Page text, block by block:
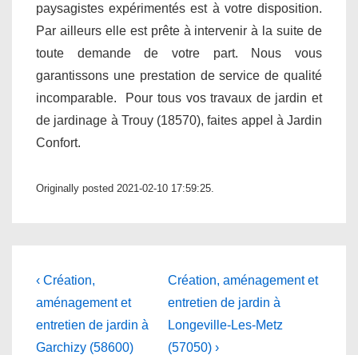
paysagistes expérimentés est à votre disposition.
Par ailleurs elle est prête à intervenir à la suite de
toute demande de votre part. Nous vous
garantissons une prestation de service de qualité
incomparable. Pour tous vos travaux de jardin et
de jardinage à Trouy (18570), faites appel à Jardin
Confort.
Originally posted 2021-02-10 17:59:25.
Navigation
de
l’article
Previous
Post
is
‹ Création,
aménagement et
entretien de jardin à
Garchizy (58600)
Next
Post
is
Création, aménagement et
entretien de jardin à
Longeville-Les-Metz
(57050) ›